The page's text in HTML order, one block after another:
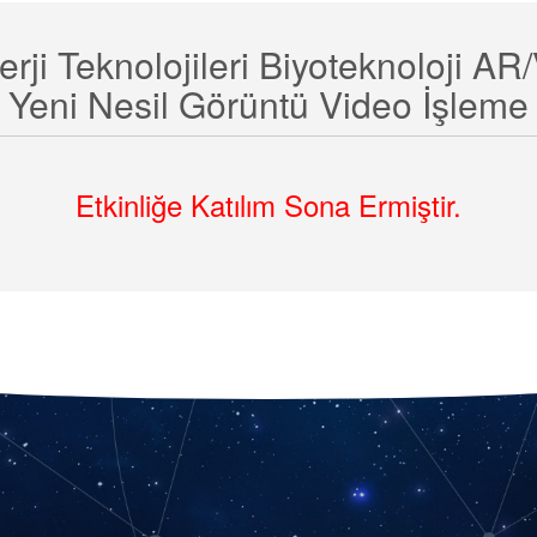
Teknolojileri Biyoteknoloji
Yeni Nesil Görüntü Video İşleme
Etkinliğe Katılım Sona Ermiştir.